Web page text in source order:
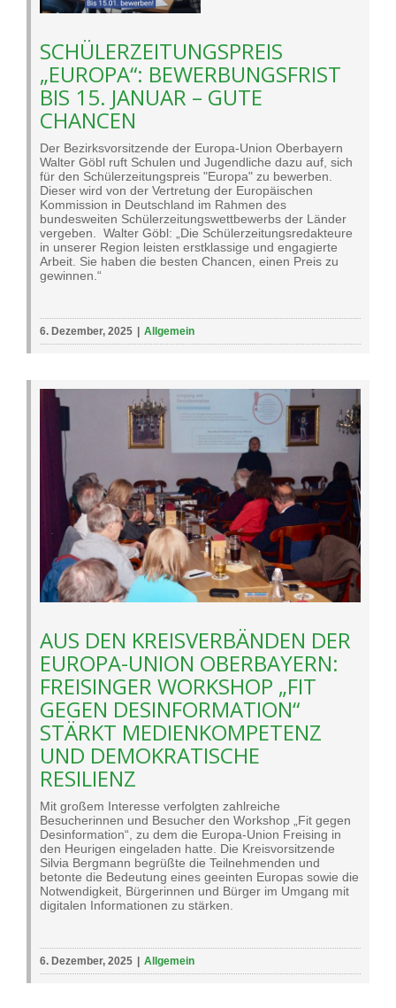
SCHÜLERZEITUNGSPREIS
„EUROPA“: BEWERBUNGSFRIST
BIS 15. JANUAR – GUTE
CHANCEN
Der Bezirksvorsitzende der Europa-Union Oberbayern
Walter Göbl ruft Schulen und Jugendliche dazu auf, sich
für den Schülerzeitungspreis "Europa" zu bewerben.
Dieser wird von der Vertretung der Europäischen
Kommission in Deutschland im Rahmen des
bundesweiten Schülerzeitungswettbewerbs der Länder
vergeben. Walter Göbl: „Die Schülerzeitungsredakteure
in unserer Region leisten erstklassige und engagierte
Arbeit. Sie haben die besten Chancen, einen Preis zu
gewinnen.“
6. Dezember, 2025 Allgemein
AUS DEN KREISVERBÄNDEN DER
EUROPA-UNION OBERBAYERN:
FREISINGER WORKSHOP „FIT
GEGEN DESINFORMATION“
STÄRKT MEDIENKOMPETENZ
UND DEMOKRATISCHE
RESILIENZ
Mit großem Interesse verfolgten zahlreiche
Besucherinnen und Besucher den Workshop „Fit gegen
Desinformation“, zu dem die Europa-Union Freising in
den Heurigen eingeladen hatte. Die Kreisvorsitzende
Silvia Bergmann begrüßte die Teilnehmenden und
betonte die Bedeutung eines geeinten Europas sowie die
Notwendigkeit, Bürgerinnen und Bürger im Umgang mit
digitalen Informationen zu stärken.
6. Dezember, 2025 Allgemein